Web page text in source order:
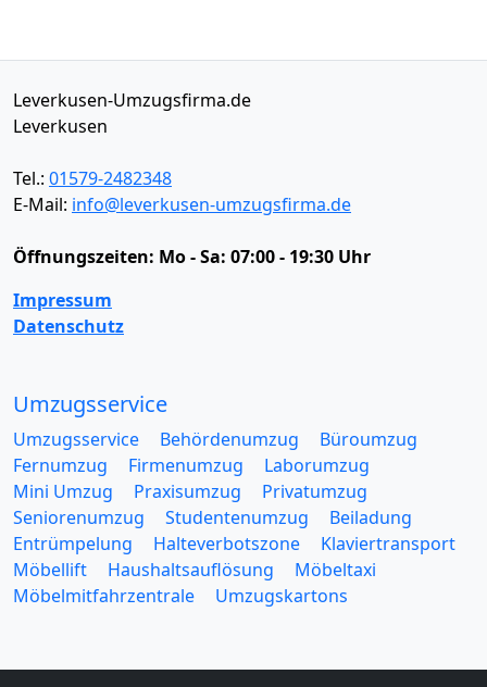
Leverkusen-Umzugsfirma.de
Leverkusen
Tel.: 01579-2482348
E-Mail: info@leverkusen-umzugsfirma.de
Öffnungszeiten: Mo - Sa: 07:00 - 19:30 Uhr
Impressum
Datenschutz
Umzugsservice
Umzugsservice Behördenumzug
Büroumzug
Fernumzug
Firmenumzug
Laborumzug
Mini Umzug
Praxisumzug
Privatumzug
Seniorenumzug
Studentenumzug
Beiladung
Entrümpelung
Halteverbotszone
Klaviertransport
Möbellift
Haushaltsauflösung
Möbeltaxi
Möbelmitfahrzentrale
Umzugskartons